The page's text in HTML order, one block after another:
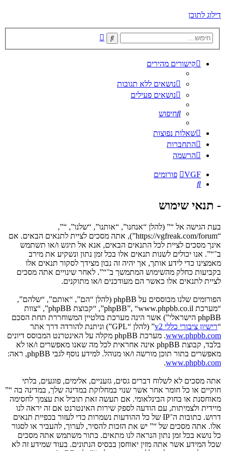
דילוג לתוכן
חיפוש
קישורים מהירים
נושאים ללא תגובות
נושאים פעילים
חיפוש
שאלות נפוצות
התחברות
הרשמה
VGF
פורומים
חיפוש
- תנאי שימוש
בעת הגישה אל “” (להלן “אנחנו”, “אותנו”, “שלנו”, “”,
“https://vgfreak.com/forum”), אתה מסכים לציית לתנאים הבאים. אם
אינך מסכים לציית לכל התנאים הבאים, אנא אל תיגש ו/או תשתמש
ב־“”. אנו יכולים לשנות תנאים אלו בכל זמן נתון ונשקיע את מירב
מאמצינו כדי לידע אותך, אך יהיה זה נבון מצידך לסקור תנאים אלו
בקביעות כחלק מהשימוש המתמשך ב־“”. לאחר שינויים אתה מסכים
לציית לתנאים אלו כאשר הם מעודכנים ו/או מתוקנים.
הפורומים שלנו מבוססים על phpBB (להלן “הם”, “אותם”, “שלהם”,
“מערכת phpBB”, “www.phpbb.co.il”, “קבוצת phpBB”, “צוות
phpBB הישראלי”) אשר הינה מערכת בולטיין המשוחררת תחת הסכם
“רישיון ציבורי כללי v2
” (להלן “GPL”) וניתנת להורדה דרך אתר
www.phpbb.com
. מערכת phpBB מקלה על האינטרנט המבוסס דיונים
בלבד, קבוצת phpBB אינה אחראית לכל מה שאנו מאפשרים ו/או לא
מאפשרים בתור תוכן מורשה ו/או מנוהל. למידע נוסף לגבי phpBB, ראה:
www.phpbb.com
.
אתה מסכים לא לשלוח דברים גסים, גזעניים, אלימים, פוגעים, בלתי
חוקיים או כל חומר אחר אשר שנוי במחלוקת במדינה שלך, במדינה בה “”
מאוחסנת או בחוק הבינלאומי. אם תעשה זאת תוביל את עצמך לחסימה
מיידית ולצמיתות, עם הודעה לספק שירות האינטרנט אם זה יראה לנו
דרוש. כתובות ה־IP של כל ההודעות נשמרות כדי לעזור בכפיית תנאים
אלו. אתה מסכים של “” יש את הזכות להסיר, לערוך, להעביר או לסגור
כל נושא בכל זמן נתון הנראה לנו מתאים. בתור משתמש אתה מסכים
שכל המידע אשר אתה מזין יאוחסן בבסיס הנתונים. בעוד שמידע זה לא